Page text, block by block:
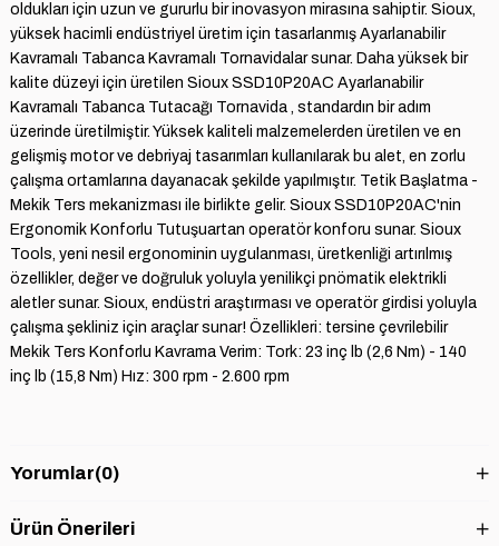
oldukları için uzun ve gururlu bir inovasyon mirasına sahiptir. Sioux,
yüksek hacimli endüstriyel üretim için tasarlanmış Ayarlanabilir
Kavramalı Tabanca Kavramalı Tornavidalar sunar. Daha yüksek bir
kalite düzeyi için üretilen Sioux SSD10P20AC Ayarlanabilir
Kavramalı Tabanca Tutacağı Tornavida , standardın bir adım
üzerinde üretilmiştir. Yüksek kaliteli malzemelerden üretilen ve en
gelişmiş motor ve debriyaj tasarımları kullanılarak bu alet, en zorlu
çalışma ortamlarına dayanacak şekilde yapılmıştır. Tetik Başlatma -
Mekik Ters mekanizması ile birlikte gelir. Sioux SSD10P20AC'nin
Ergonomik Konforlu Tutuşuartan operatör konforu sunar. Sioux
Tools, yeni nesil ergonominin uygulanması, üretkenliği artırılmış
özellikler, değer ve doğruluk yoluyla yenilikçi pnömatik elektrikli
aletler sunar. Sioux, endüstri araştırması ve operatör girdisi yoluyla
çalışma şekliniz için araçlar sunar! Özellikleri: tersine çevrilebilir
Mekik Ters Konforlu Kavrama Verim: Tork: 23 inç lb (2,6 Nm) - 140
inç lb (15,8 Nm) Hız: 300 rpm - 2.600 rpm
Yorumlar(0)
Ürün Önerileri